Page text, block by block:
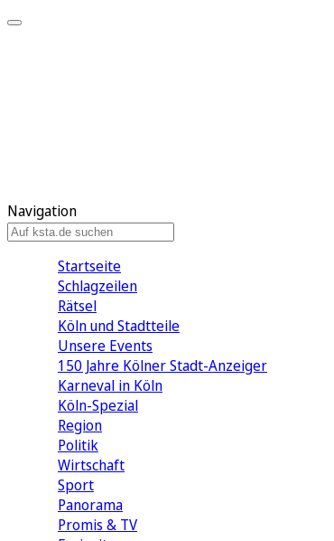
Navigation
Startseite
Schlagzeilen
Rätsel
Köln und Stadtteile
Unsere Events
150 Jahre Kölner Stadt-Anzeiger
Karneval in Köln
Köln-Spezial
Region
Politik
Wirtschaft
Sport
Panorama
Promis & TV